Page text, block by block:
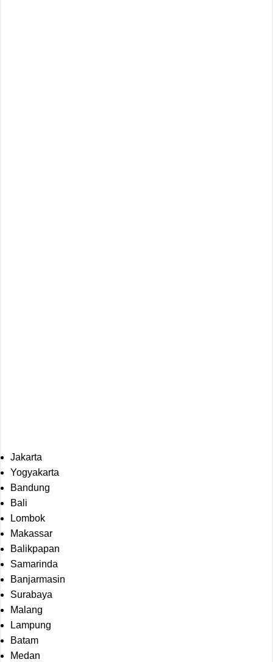
Jakarta
Yogyakarta
Bandung
Bali
Lombok
Makassar
Balikpapan
Samarinda
Banjarmasin
Surabaya
Malang
Lampung
Batam
Medan